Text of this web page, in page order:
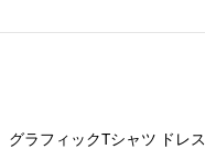
グラフィックTシャツ ドレ